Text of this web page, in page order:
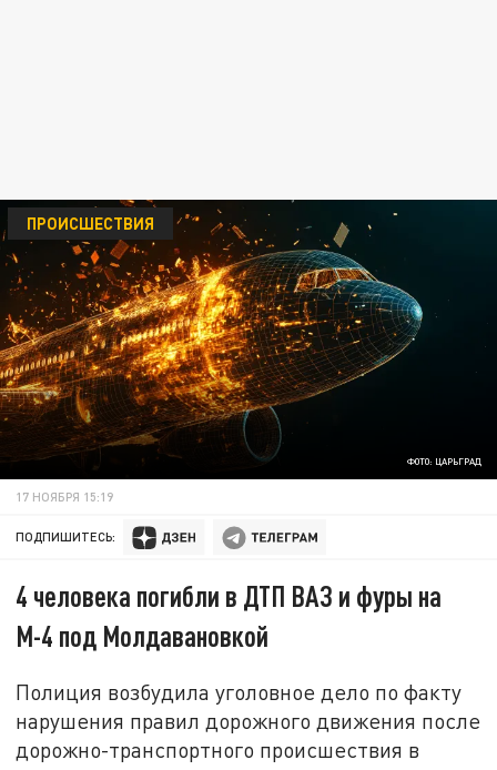
ФОТО: ЦАРЬГРАД
ПРОИСШЕСТВИЯ
17 НОЯБРЯ 15:19
ПОДПИШИТЕСЬ:
4 человека погибли в ДТП ВАЗ и фуры на
М-4 под Молдавановкой
Полиция возбудила уголовное дело по факту
нарушения правил дорожного движения после
дорожно-транспортного происшествия в